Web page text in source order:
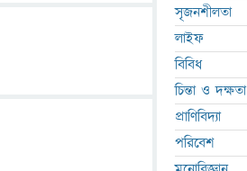
সৃজনশীলতা
লাইফ
বিবিধ
চিন্তা ও দক্ষতা
প্রাণিবিদ্যা
পরিবেশ